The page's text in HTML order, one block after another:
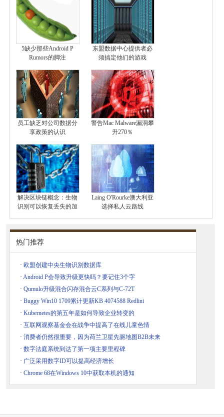
5缺少那些Android P
Rumors的脚注
东盟数据中心提供者必
须搞定他们的游戏
员工缺乏对公司数据分
享政策的认识
警告Mac Malware漏洞攀
升270％
解决区块链概念：生物
识别可以恢复丢失的加
Laing O'Rourke澳大利亚
选择私人云路线
热门推荐
· 欧盟创建中央生物识别数据库
· Android P会导致升级更快吗？要记住3个字
· Qumulo升级混合闪存混合云C系列与C-72T
· Buggy Win10 1709累计更新KB 4074588 Redlini
· Kubernetes的第五年是如何导致企业转变的
· 互联网观察基金会在战争中提高了在线儿童色情
· 消费者仍然很重要，因为荷兰卫星先驱地图B2B未来
· 数字法庭系统到达了第一项主要里程碑
· 广泛采用数字ID可以提高经济增长
· Chrome 68在Windows 10中获取本机的通知